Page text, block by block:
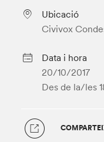
Ubicació
Civivox
Data i hora
20/10/2017
Des de la/les